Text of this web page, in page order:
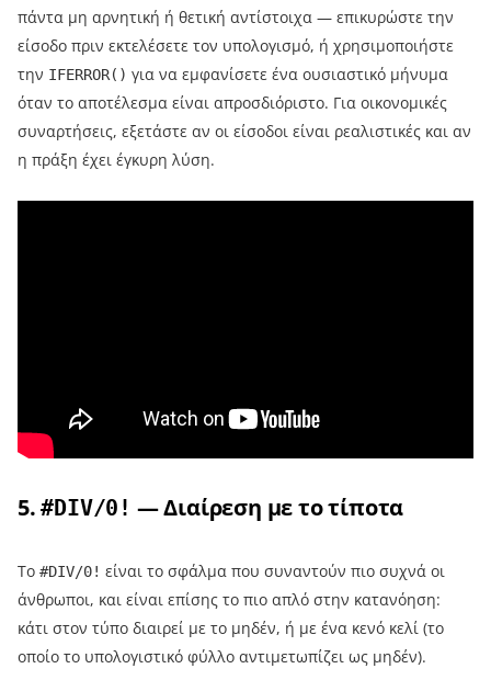
πάντα μη αρνητική ή θετική αντίστοιχα — επικυρώστε την
είσοδο πριν εκτελέσετε τον υπολογισμό, ή χρησιμοποιήστε
την IFERROR() για να εμφανίσετε ένα ουσιαστικό μήνυμα
όταν το αποτέλεσμα είναι απροσδιόριστο. Για οικονομικές
συναρτήσεις, εξετάστε αν οι είσοδοι είναι ρεαλιστικές και αν
η πράξη έχει έγκυρη λύση.
5.#DIV/0! — Διαίρεση με το τίποτα
Το #DIV/0! είναι το σφάλμα που συναντούν πιο συχνά οι
άνθρωποι, και είναι επίσης το πιο απλό στην κατανόηση:
κάτι στον τύπο διαιρεί με το μηδέν, ή με ένα κενό κελί (το
οποίο το υπολογιστικό φύλλο αντιμετωπίζει ως μηδέν).